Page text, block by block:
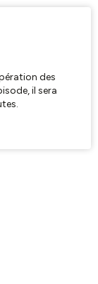
des
il sera